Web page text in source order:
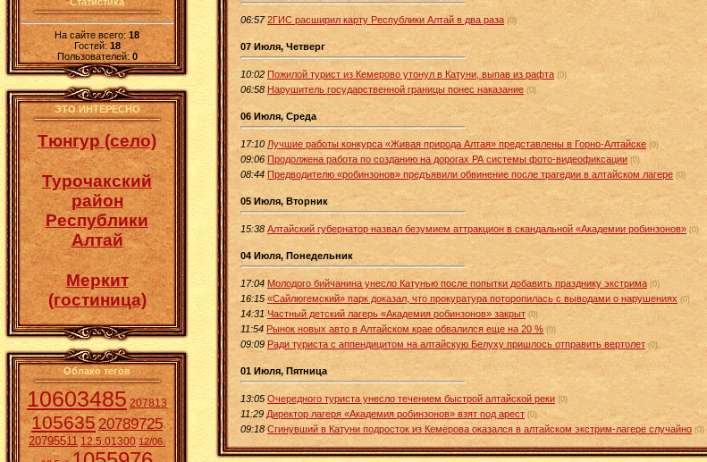
На сайте всего:18
Гостей: 18
Пользователей: 0
ЭТО ИНТЕРЕСНО
Тюнгур (село)
Турочакский
район
Республики
Алтай
Меркит
(гостиница)
Облако тегов
10603485 207813
10563520789725
20795511 12.5.01300 12/06.
06:57 2ГИС расширил карту Республики Алтай в два раза (0)
07 Июля, Четверг
10:02 Пожилой турист из Кемерово утонул в Катуни, выпав из рафта (0)
06:58 Нарушитель государственной границы понес наказание (0)
06 Июля, Среда
17:10 Лучшие работы конкурса «Живая природа Алтая» представлены в Горно-Алтайске (0)
09:06 Продолжена работа по созданию на дорогах РА системы фото-видеофиксации (0)
08:44 Предводителю «робинзонов» предъявили обвинение после трагедии в алтайском лагере (0)
05 Июля, Вторник
15:38 Алтайский губернатор назвал безумием аттракцион в скандальной «Академии робинзонов» (0)
04 Июля, Понедельник
17:04 Молодого бийчанина унесло Катунью после попытки добавить празднику экстрима (0)
16:15 «Сайлюгемский» парк доказал, что прокуратура поторопилась с выводами о нарушениях (0)
14:31 Частный детский лагерь «Академия робинзонов» закрыт (0)
11:54 Рынок новых авто в Алтайском крае обвалился еще на 20 % (0)
09:09 Ради туриста с аппендицитом на алтайскую Белуху пришлось отправить вертолет (0)
01 Июля, Пятница
13:05 Очередного туриста унесло течением быстрой алтайской реки (0)
11:29 Директор лагеря «Академия робинзонов» взят под арест (0)
09:18 Сгинувший в Катуни подросток из Кемерова оказался в алтайском экстрим-лагере случайно (0)